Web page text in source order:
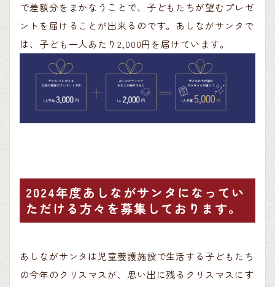
で差額分をまかなうことで、子どもたちが望むプレゼ
ントを届けることが出来るのです。あしながサンタで
は、子ども一人あたり2,000円を届けています。
2024年度あしながサンタになってい
ただける方々を募集しております。
あしながサンタは児童養護施設で生活する子どもたち
の今年のクリスマスが、思い出に残るクリスマスにす